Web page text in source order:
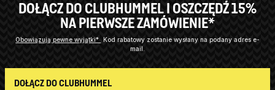
DOŁĄCZ DO CLUBHUMMEL I OSZCZĘDŹ 15%
NA PIERWSZE ZAMÓWIENIE*
Obowiązują pewne wyjątki* Kod rabatowy zostanie wysłany na podany adres e-
mail.
DOŁĄCZ DO CLUBHUMMEL